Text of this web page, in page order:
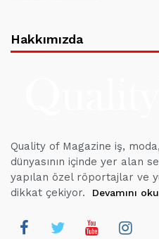
Hakkımızda
Quality of Magazine iş,
dünyasının içinde yer alan
yapılan özel röportajlar ve
dikkat çekiyor.
Devamını oku